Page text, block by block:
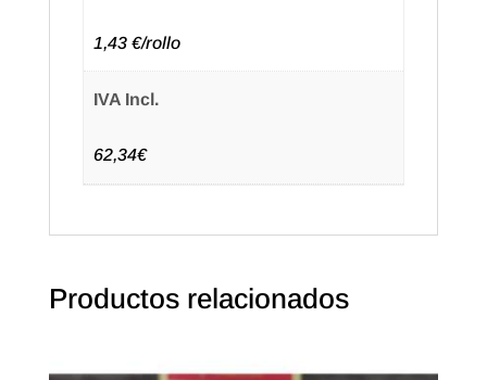
1,43 €/rollo
IVA Incl.
62,34€
Productos relacionados